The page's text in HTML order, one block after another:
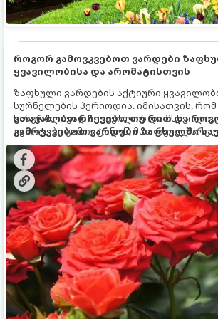
როგორ გამოვკვებოთ ვარდები
ყვავილობისა და არომატისთვის
ზაფხული ვარდების აქტიური
სურნელების პერიოდია. იმისათვის, რომ
ხანგრძლივად იყვავილონ და მსხვილი,
კვირტები გამოიტანონ, მათ
გამოკვება სჭირდებათ. ზაფხულის
მოთხოვნილებები იცვლება, ამიტომ
ვიცოდეთ, რომელი სასუქები
გთავაზობთ რჩევებს, თუ რით და
გამოვკვებოთ ვარდები ზაფხულში
შედეგის მისაღწევად: